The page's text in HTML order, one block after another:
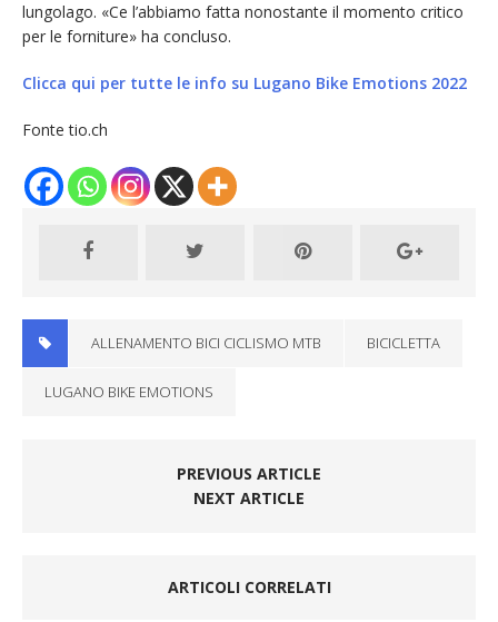
lungolago. «Ce l’abbiamo fatta nonostante il momento critico
per le forniture» ha concluso.
Clicca qui per tutte le info su Lugano Bike Emotions 2022
Fonte tio.ch
ALLENAMENTO BICI CICLISMO MTB BICICLETTA
LUGANO BIKE EMOTIONS
PREVIOUS ARTICLE
NEXT ARTICLE
ARTICOLI CORRELATI